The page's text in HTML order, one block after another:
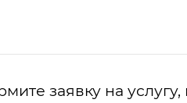
заявку на